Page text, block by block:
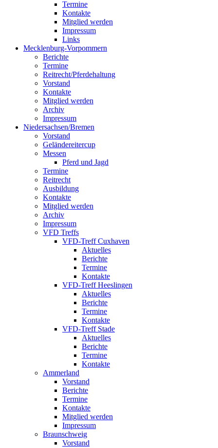
Termine
Kontakte
Mitglied werden
Impressum
Links
Mecklenburg-Vorpommern
Berichte
Termine
Reitrecht/Pferdehaltung
Vorstand
Kontakte
Mitglied werden
Archiv
Impressum
Niedersachsen/Bremen
Vorstand
Geländereitercup
Messen
Pferd und Jagd
Termine
Reitrecht
Ausbildung
Kontakte
Mitglied werden
Archiv
Impressum
VFD Treffs
VFD-Treff Cuxhaven
Aktuelles
Berichte
Termine
Kontakte
VFD-Treff Heeslingen
Aktuelles
Berichte
Termine
Kontakte
VFD-Treff Stade
Aktuelles
Berichte
Termine
Kontakte
Ammerland
Vorstand
Berichte
Termine
Kontakte
Mitglied werden
Impressum
Braunschweig
Vorstand